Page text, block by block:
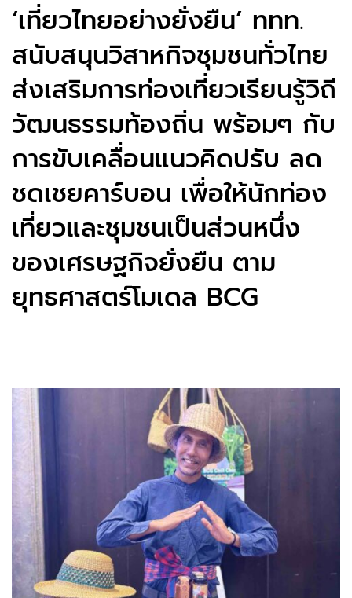
‘เที่ยวไทยอย่างยั่งยืน’ ททท.
สนับสนุนวิสาหกิจชุมชนทั่วไทย
ส่งเสริมการท่องเที่ยวเรียนรู้วิถี
วัฒนธรรมท้องถิ่น พร้อมๆ กับ
การขับเคลื่อนแนวคิดปรับ ลด
ชดเชยคาร์บอน เพื่อให้นักท่อง
เที่ยวและชุมชนเป็นส่วนหนึ่ง
ของเศรษฐกิจยั่งยืน ตาม
ยุทธศาสตร์โมเดล BCG